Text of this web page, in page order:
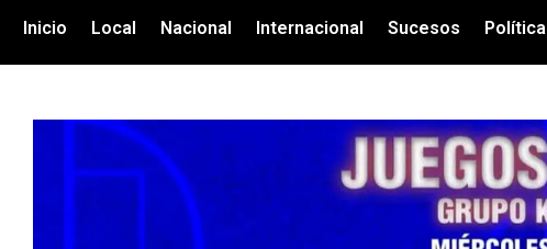
Inicio Local Nacional Internacional Sucesos Política